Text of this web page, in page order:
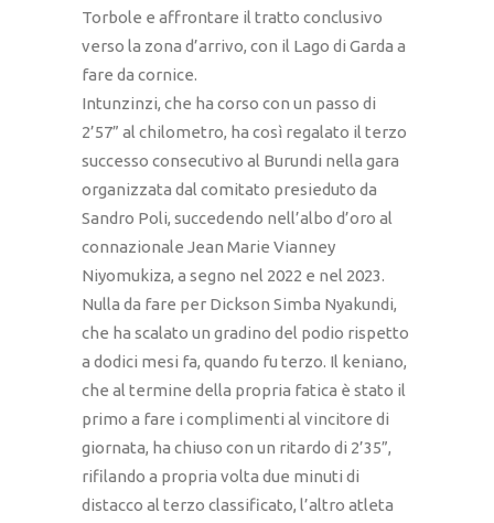
Torbole e affrontare il tratto conclusivo
verso la zona d’arrivo, con il Lago di Garda a
fare da cornice.
Intunzinzi, che ha corso con un passo di
2’57” al chilometro, ha così regalato il terzo
successo consecutivo al Burundi nella gara
organizzata dal comitato presieduto da
Sandro Poli, succedendo nell’albo d’oro al
connazionale Jean Marie Vianney
Niyomukiza, a segno nel 2022 e nel 2023.
Nulla da fare per Dickson Simba Nyakundi,
che ha scalato un gradino del podio rispetto
a dodici mesi fa, quando fu terzo. Il keniano,
che al termine della propria fatica è stato il
primo a fare i complimenti al vincitore di
giornata, ha chiuso con un ritardo di 2’35”,
rifilando a propria volta due minuti di
distacco al terzo classificato, l’altro atleta